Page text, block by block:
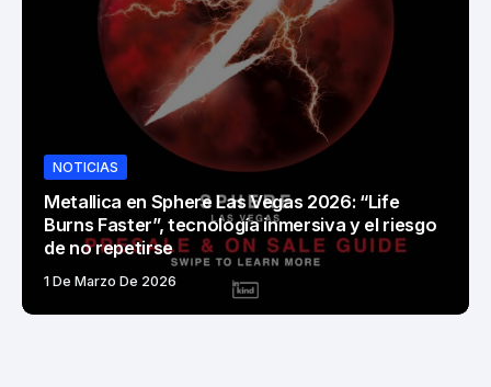
NOTICIAS
Metallica en Sphere Las Vegas 2026: “Life
Burns Faster”, tecnología inmersiva y el riesgo
de no repetirse
1 De Marzo De 2026